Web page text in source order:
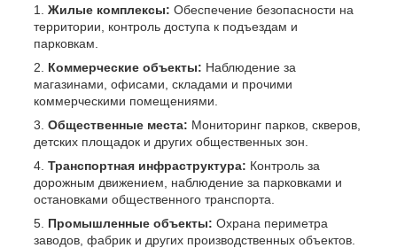
Жилые комплексы: Обеспечение безопасности на
территории, контроль доступа к подъездам и
парковкам.
Коммерческие объекты: Наблюдение за
магазинами, офисами, складами и прочими
коммерческими помещениями.
Общественные места: Мониторинг парков, скверов,
детских площадок и других общественных зон.
Транспортная инфраструктура: Контроль за
дорожным движением, наблюдение за парковками и
остановками общественного транспорта.
Промышленные объекты: Охрана периметра
заводов, фабрик и других производственных объектов.